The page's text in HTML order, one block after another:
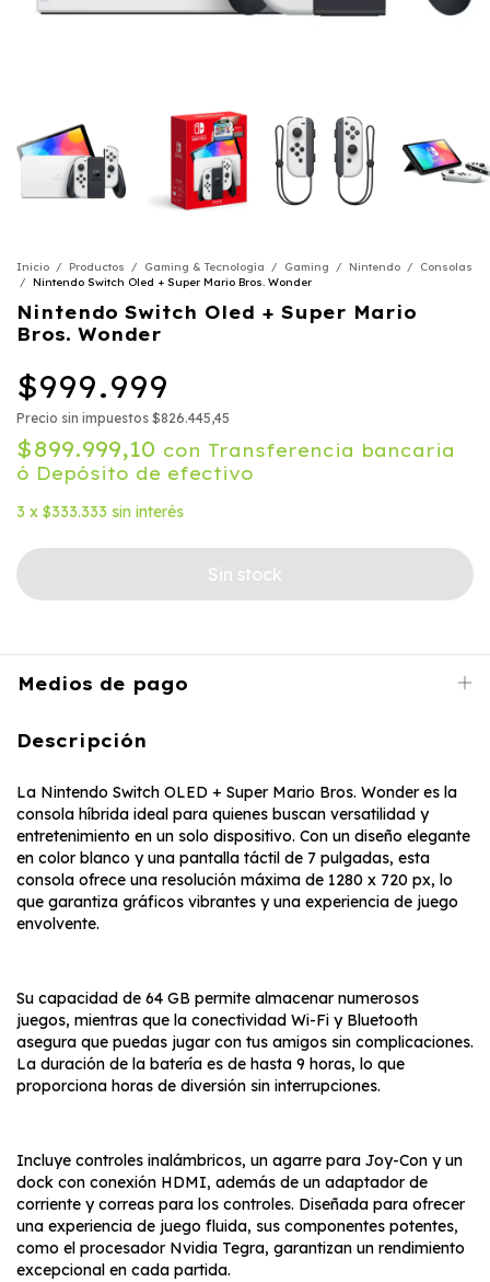
Inicio / Productos / Gaming & Tecnología / Gaming / Nintendo /
Consolas
/ Nintendo Switch Oled + Super Mario Bros. Wonder
Nintendo Switch Oled + Super Mario
Bros. Wonder
$999.999
Precio sin impuestos $826.445,45
$899.999,10 con Transferencia bancaria
ó Depósito de efectivo
3 x $333.333 sin interés
Medios de pago
Descripción
La Nintendo Switch OLED + Super Mario Bros. Wonder es la
consola híbrida ideal para quienes buscan versatilidad y
entretenimiento en un solo dispositivo. Con un diseño elegante
en color blanco y una pantalla táctil de 7 pulgadas, esta
consola ofrece una resolución máxima de 1280 x 720 px, lo
que garantiza gráficos vibrantes y una experiencia de juego
envolvente.
Su capacidad de 64 GB permite almacenar numerosos
juegos, mientras que la conectividad Wi-Fi y Bluetooth
asegura que puedas jugar con tus amigos sin complicaciones.
La duración de la batería es de hasta 9 horas, lo que
proporciona horas de diversión sin interrupciones.
Incluye controles inalámbricos, un agarre para Joy-Con y un
dock con conexión HDMI, además de un adaptador de
corriente y correas para los controles. Diseñada para ofrecer
una experiencia de juego fluida, sus componentes potentes,
como el procesador Nvidia Tegra, garantizan un rendimiento
excepcional en cada partida.